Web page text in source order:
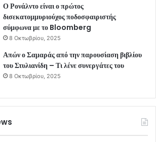
Ο Ρονάλντο είναι ο πρώτος
δισεκατομμυριούχος ποδοσφαιριστής
σύμφωνα με το Bloomberg
8 Οκτωβρίου, 2025
Απών ο Σαμαράς από την παρουσίαση βιβλίου
του Στυλιανίδη – Τι λένε συνεργάτες του
8 Οκτωβρίου, 2025